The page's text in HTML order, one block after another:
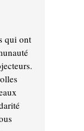
qui ont